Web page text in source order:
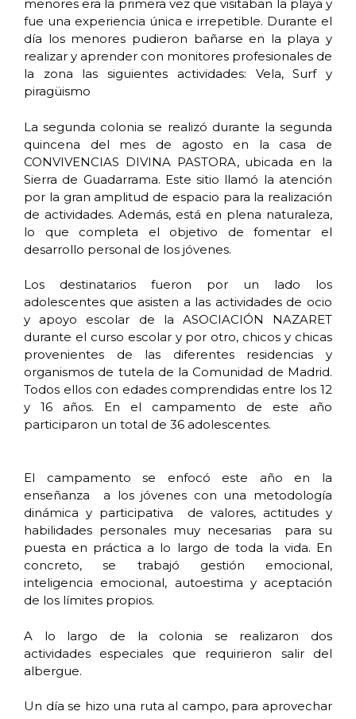
menores era la primera vez que visitaban la playa y
fue una experiencia única e irrepetible. Durante el
día los menores pudieron bañarse en la playa y
realizar y aprender con monitores profesionales de
la zona las siguientes actividades: Vela, Surf y
piragüismo
La segunda colonia se realizó durante la segunda
quincena del mes de agosto en la casa de
CONVIVENCIAS DIVINA PASTORA, ubicada en la
Sierra de Guadarrama. Este sitio llamó la atención
por la gran amplitud de espacio para la realización
de actividades. Además, está en plena naturaleza,
lo que completa el objetivo de fomentar el
desarrollo personal de los jóvenes.
Los destinatarios fueron por un lado los
adolescentes que asisten a las actividades de ocio
y apoyo escolar de la ASOCIACIÓN NAZARET
durante el curso escolar y por otro, chicos y chicas
provenientes de las diferentes residencias y
organismos de tutela de la Comunidad de Madrid.
Todos ellos con edades comprendidas entre los 12
y 16 años. En el campamento de este año
participaron un total de 36 adolescentes.
El campamento se enfocó este año en la
enseñanza a los jóvenes con una metodología
dinámica y participativa de valores, actitudes y
habilidades personales muy necesarias para su
puesta en práctica a lo largo de toda la vida. En
concreto, se trabajó gestión emocional,
inteligencia emocional, autoestima y aceptación
de los límites propios.
A lo largo de la colonia se realizaron dos
actividades especiales que requirieron salir del
albergue.
Un día se hizo una ruta al campo, para aprovechar